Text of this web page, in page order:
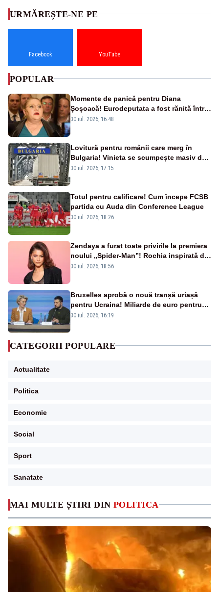
MAI MULTE ȘTIRI DIN POLITICA
URMĂREȘTE-NE PE
Facebook YouTube
POPULAR
Momente de panică pentru Diana
Șoșoacă! Eurodeputata a fost rănită într-
un accident rutier
30 iul. 2026, 16:48
Lovitură pentru românii care merg în
Bulgaria! Vinieta se scumpește masiv de
la 1 august
30 iul. 2026, 17:15
Totul pentru calificare! Cum începe FCSB
partida cu Auda din Conference League
30 iul. 2026, 18:26
Zendaya a furat toate privirile la premiera
noului „Spider-Man”! Rochia inspirată de
pânza de păianjen a făcut senzație
30 iul. 2026, 18:56
Bruxelles aprobă o nouă tranșă uriașă
pentru Ucraina! Miliarde de euro pentru
armament și apărare
30 iul. 2026, 16:19
CATEGORII POPULARE
Actualitate
Politica
Economie
Social
Sport
Sanatate